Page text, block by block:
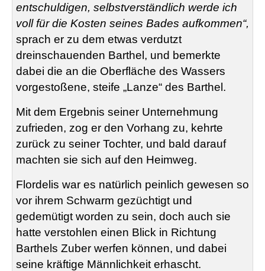
entschuldigen, selbstverständlich werde ich
voll für die Kosten seines Bades aufkommen“,
sprach er zu dem etwas verdutzt
dreinschauenden Barthel, und bemerkte
dabei die an die Oberfläche des Wassers
vorgestoßene, steife „Lanze“ des Barthel.
Mit dem Ergebnis seiner Unternehmung
zufrieden, zog er den Vorhang zu, kehrte
zurück zu seiner Tochter, und bald darauf
machten sie sich auf den Heimweg.
Flordelis war es natürlich peinlich gewesen so
vor ihrem Schwarm gezüchtigt und
gedemütigt worden zu sein, doch auch sie
hatte verstohlen einen Blick in Richtung
Barthels Zuber werfen können, und dabei
seine kräftige Männlichkeit erhascht.